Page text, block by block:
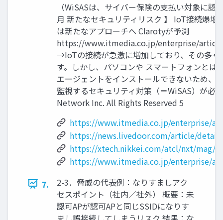
（WiSASは、サイバー保険の支払い対象に認
月 新たなセキュリティリスク 】 IoT接続爆増
は新たなアプローチへ Clarotyが予測
https://www.itmedia.co.jp/enterprise/
→IoTの接続が急激に増加しており、その多
す。しかし、パソコンや スマートフォンとは
エージェントをインストールできないため、
監視するセキュリティ対策（＝WiSAS）が必
Network Inc. All Rights Reserved 5
https://www.itmedia.co.jp/enterprise/
https://news.livedoor.com/article/detail/
https://xtech.nikkei.com/atcl/nxt/mag/
https://www.itmedia.co.jp/enterprise/
7.
2-3．脅威の代表例：なりすましアク
セスポイント（社内／社外） 概要：未
認可APが認可APと同じSSIDになりす